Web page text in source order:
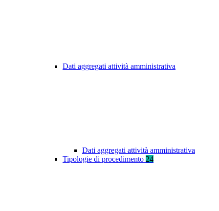
Dati aggregati attività amministrativa
Dati aggregati attività amministrativa
Tipologie di procedimento 24